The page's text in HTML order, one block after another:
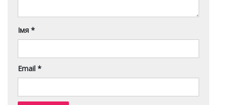
Імя *
Email *